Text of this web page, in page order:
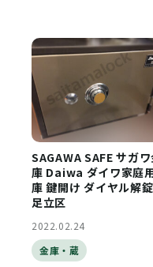
SAGAWA SAFE サガ
庫 Daiwa ダイワ家庭
庫 鍵開け ダイヤル解
足立区
2022.02.24
金庫・蔵